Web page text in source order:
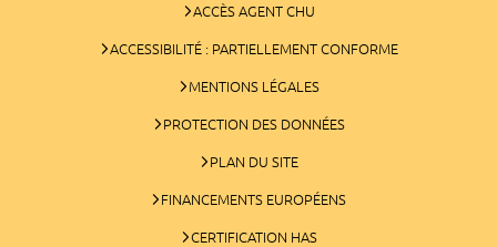
ACCÈS AGENT CHU
ACCESSIBILITÉ : PARTIELLEMENT CONFORME
MENTIONS LÉGALES
PROTECTION DES DONNÉES
PLAN DU SITE
FINANCEMENTS EUROPÉENS
CERTIFICATION HAS